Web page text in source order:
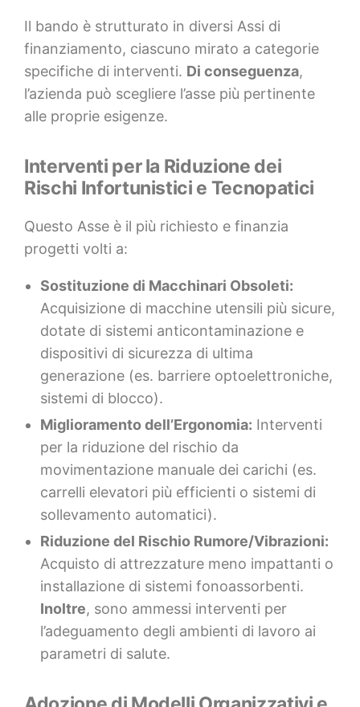
Il bando è strutturato in diversi Assi di
finanziamento, ciascuno mirato a categorie
specifiche di interventi. Di conseguenza,
l’azienda può scegliere l’asse più pertinente
alle proprie esigenze.
Interventi per la Riduzione dei
Rischi Infortunistici e Tecnopatici
Questo Asse è il più richiesto e finanzia
progetti volti a:
Sostituzione di Macchinari Obsoleti:
Acquisizione di macchine utensili più sicure,
dotate di sistemi anticontaminazione e
dispositivi di sicurezza di ultima
generazione (es. barriere optoelettroniche,
sistemi di blocco).
Miglioramento dell’Ergonomia: Interventi
per la riduzione del rischio da
movimentazione manuale dei carichi (es.
carrelli elevatori più efficienti o sistemi di
sollevamento automatici).
Riduzione del Rischio Rumore/Vibrazioni:
Acquisto di attrezzature meno impattanti o
installazione di sistemi fonoassorbenti.
Inoltre, sono ammessi interventi per
l’adeguamento degli ambienti di lavoro ai
parametri di salute.